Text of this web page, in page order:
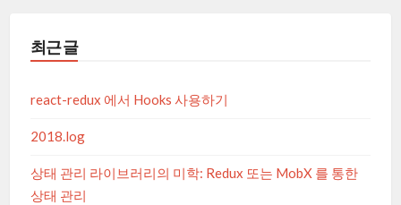
최근 글
react-redux 에서 Hooks 사용하기
2018.log
상태 관리 라이브러리의 미학: Redux 또는 MobX 를 통한
상태 관리